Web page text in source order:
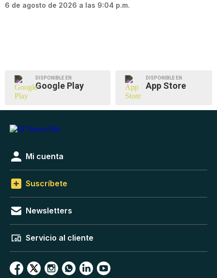
6 de agosto de 2026 a las 9:04 p.m.
DISPONIBLE EN
Google Play
DISPONIBLE EN
App Store
Mi cuenta
Suscríbete
Newsletters
Servicio al cliente